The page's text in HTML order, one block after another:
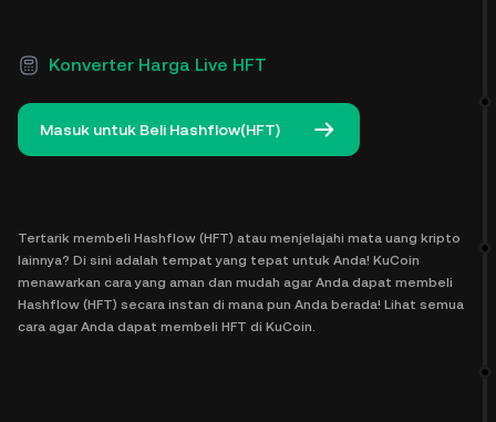
Konverter Harga Live HFT
Masuk untuk Beli Hashflow(HFT)
Tertarik membeli Hashflow (HFT) atau menjelajahi mata uang kripto
lainnya? Di sini adalah tempat yang tepat untuk Anda! KuCoin
menawarkan cara yang aman dan mudah agar Anda dapat membeli
Hashflow (HFT) secara instan di mana pun Anda berada! Lihat semua
cara agar Anda dapat membeli HFT di KuCoin.